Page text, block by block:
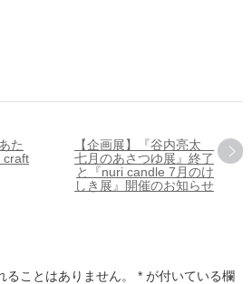
た
craft
【企画展】『谷内亮太
七月のあさつゆ展』終了
と『nuri candle 7月のけ
しき展』開催のお知らせ
ことはありません。
* が付いている欄